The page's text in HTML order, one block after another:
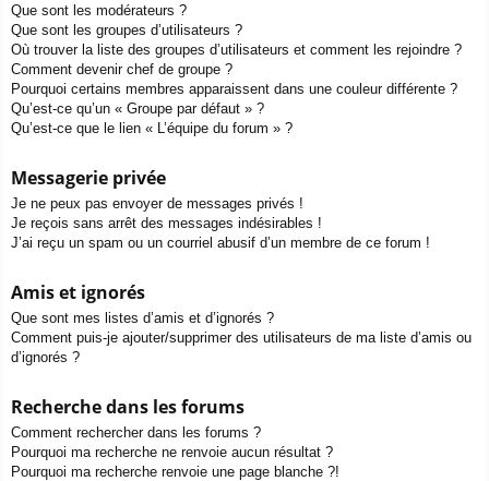
Que sont les modérateurs ?
Que sont les groupes d’utilisateurs ?
Où trouver la liste des groupes d’utilisateurs et comment les rejoindre ?
Comment devenir chef de groupe ?
Pourquoi certains membres apparaissent dans une couleur différente ?
Qu’est-ce qu’un « Groupe par défaut » ?
Qu’est-ce que le lien « L’équipe du forum » ?
Messagerie privée
Je ne peux pas envoyer de messages privés !
Je reçois sans arrêt des messages indésirables !
J’ai reçu un spam ou un courriel abusif d’un membre de ce forum !
Amis et ignorés
Que sont mes listes d’amis et d’ignorés ?
Comment puis-je ajouter/supprimer des utilisateurs de ma liste d’amis ou
d’ignorés ?
Recherche dans les forums
Comment rechercher dans les forums ?
Pourquoi ma recherche ne renvoie aucun résultat ?
Pourquoi ma recherche renvoie une page blanche ?!